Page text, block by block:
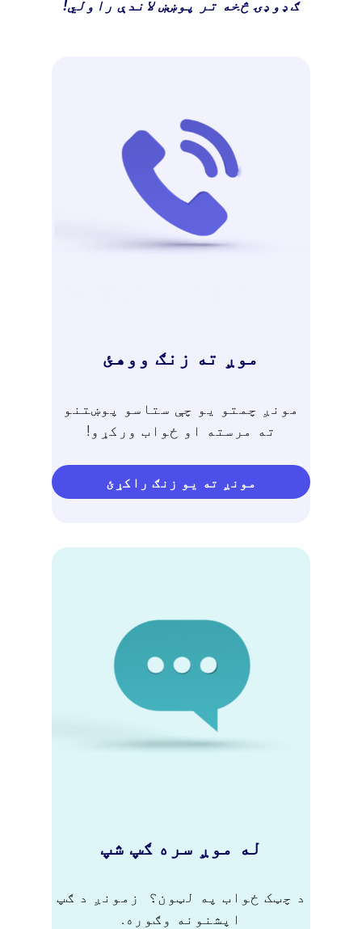
ګډوډۍ څخه تر پوښښ لاندې راولي!
موږ ته زنګ ووهئ
مونږ چمتو یو چې ستاسو پوښتنو
ته مرسته او ځواب ورکړو!
مونږ ته یو زنګ راکړئ
له موږ سره ګپ شپ
د چټک ځواب په لټون؟ زمونږ د ګپ
اپشنونه وګوره.